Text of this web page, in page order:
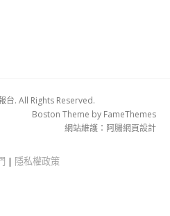
台. All Rights Reserved.
Boston Theme by FameThemes
網站維護： 阿腸網頁設計
| 隱私權政策